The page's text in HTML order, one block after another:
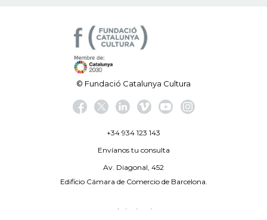
© Fundació Catalunya Cultura
+34 934 123 143
Envíanos tu consulta
Av. Diagonal, 452
Edificio Cámara de Comercio de Barcelona.
Aviso legal